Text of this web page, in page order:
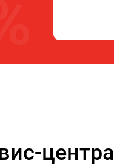
центра